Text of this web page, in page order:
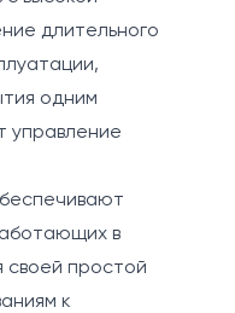
длительного
одним
управление
в
своей простой
к